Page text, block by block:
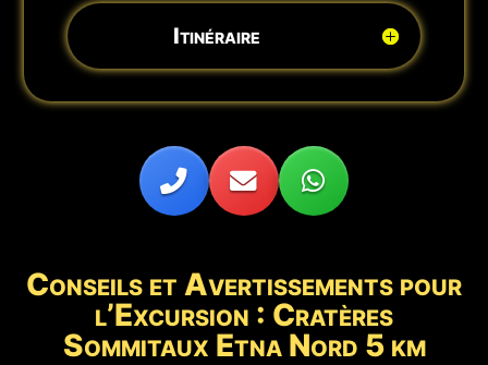
Itinéraire
Conseils et Avertissements pour
l’Excursion : Cratères
Sommitaux Etna Nord 5 km